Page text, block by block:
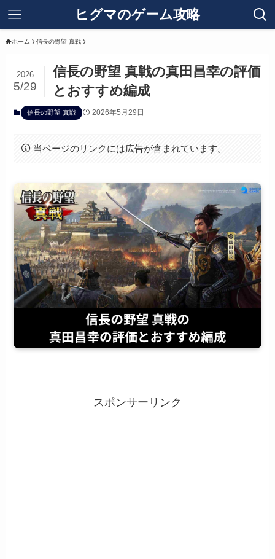
ヒグマのゲーム攻略
ホーム 信長の野望 真戦
信長の野望 真戦の真田昌幸の評価
とおすすめ編成
2026
5/29
信長の野望 真戦 2026年5月29日
当ページのリンクには広告が含まれています。
スポンサーリンク